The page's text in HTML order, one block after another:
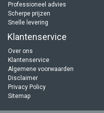
Professioneel advies
Scherpe prijzen
Snelle levering
Klantenservice
Over ons
Klantenservice
Algemene voorwaarden
Disclaimer
Privacy Policy
Sitemap